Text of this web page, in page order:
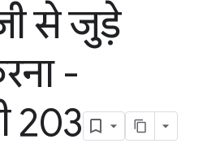
से जुड़े
-
203